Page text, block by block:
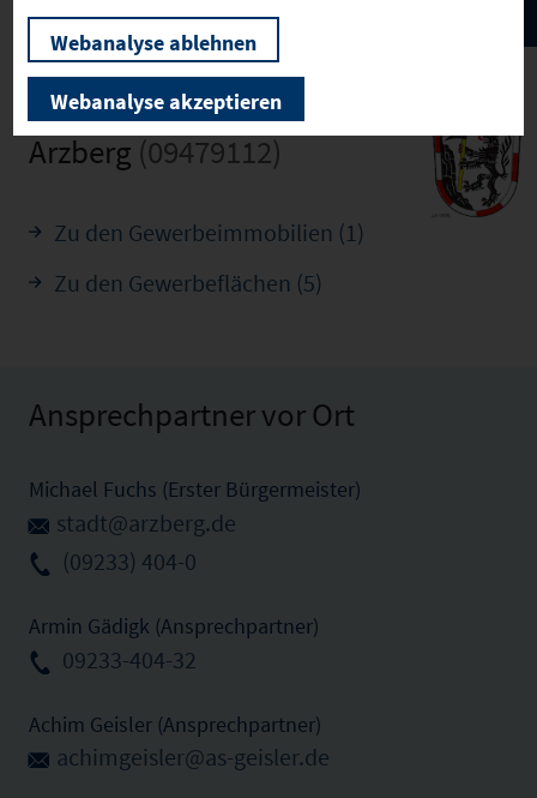
Arzberg (09479112)
Zu den Gewerbeimmobilien (1)
Zu den Gewerbeflächen (5)
Ansprechpartner vor Ort
Michael Fuchs (Erster Bürgermeister)
stadt@arzberg.de
(09233) 404-0
Armin Gädigk (Ansprechpartner)
09233-404-32
Achim Geisler (Ansprechpartner)
achimgeisler@as-geisler.de
Webanalyse ablehnen
Webanalyse akzeptieren